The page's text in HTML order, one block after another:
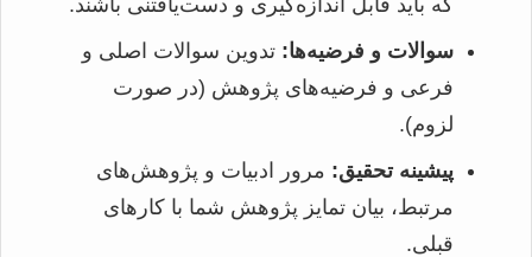
سوالات و فرضیه‌ها: تدوین سوالات اصلی و
فرعی و فرضیه‌های پژوهش (در صورت
لزوم).
پیشینه تحقیق: مرور ادبیات و پژوهش‌های
مرتبط، بیان تمایز پژوهش شما با کارهای
قبلی.